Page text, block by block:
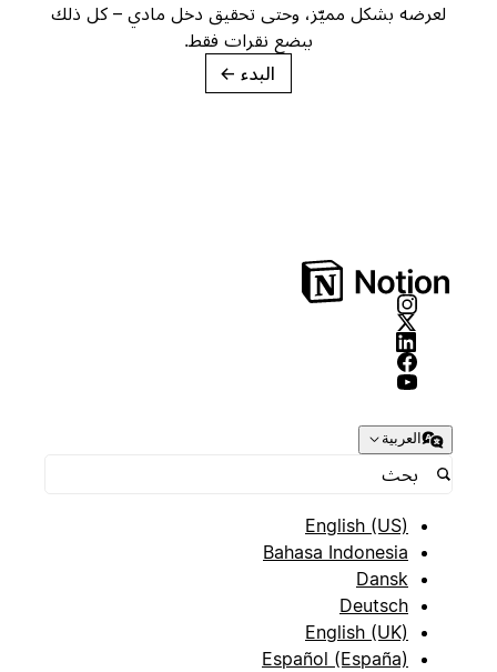
لعرضه بشكل مميّز، وحتى تحقيق دخل مادي – كل ذلك
ببضع نقرات فقط.
→
العربية
English (US)
Bahasa Indonesia
Dansk
Deutsch
English (UK)
Español (España)